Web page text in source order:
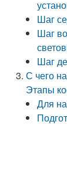
Шаг
Шаг
Шаг
С чего
Этапы
Для